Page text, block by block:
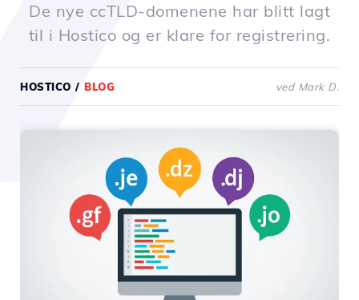
De nye ccTLD-domenene har blitt lagt
til i Hostico og er klare for registrering.
HOSTICO / BLOG ved Mark D.